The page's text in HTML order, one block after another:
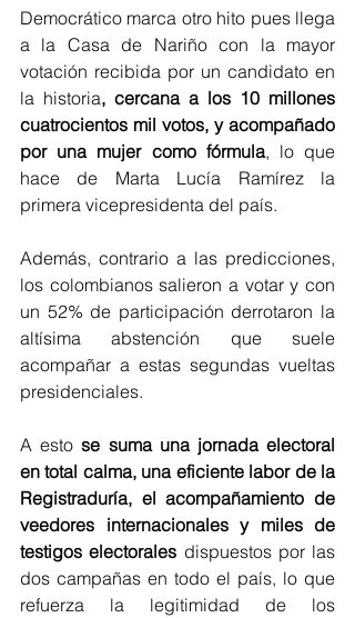
Democrático marca otro hito pues llega
a la Casa de Nariño con la mayor
votación recibida por un candidato en
la historia, cercana a los 10 millones
cuatrocientos mil votos, y acompañado
por una mujer como fórmula, lo que
hace de Marta Lucía Ramírez la
primera vicepresidenta del país.
Además, contrario a las predicciones,
los colombianos salieron a votar y con
un 52% de participación derrotaron la
altísima abstención que suele
acompañar a estas segundas vueltas
presidenciales.
A esto se suma una jornada electoral
en total calma, una eficiente labor de la
Registraduría, el acompañamiento de
veedores internacionales y miles de
testigos electorales dispuestos por las
dos campañas en todo el país, lo que
refuerza la legitimidad de los